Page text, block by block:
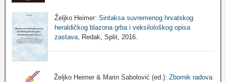
Željko Heimer: Sintaksa suvremenog hrvatskog
heraldičkog blazona grba i veksilološkog opisa
zastava, Redak, Split, 2016.
Željko Heimer & Marin Sabolović (ed.): Zbornik radova